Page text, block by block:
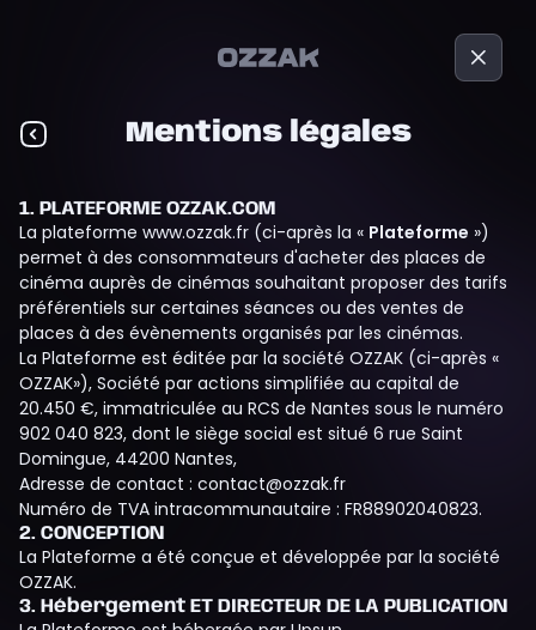
Mentions légales
1. PLATEFORME OZZAK.COM
La plateforme www.ozzak.fr (ci-après la « Plateforme »)
permet à des consommateurs d'acheter des places de
cinéma auprès de cinémas souhaitant proposer des tarifs
préférentiels sur certaines séances ou des ventes de
places à des évènements organisés par les cinémas.
La Plateforme est éditée par la société OZZAK (ci-après «
OZZAK»), Société par actions simplifiée au capital de
20.450 €, immatriculée au RCS de Nantes sous le numéro
902 040 823, dont le siège social est situé 6 rue Saint
Domingue, 44200 Nantes,
Adresse de contact : contact@ozzak.fr
Numéro de TVA intracommunautaire : FR88902040823.
2. CONCEPTION
La Plateforme a été conçue et développée par la société
OZZAK.
3. Hébergement ET DIRECTEUR DE LA PUBLICATION